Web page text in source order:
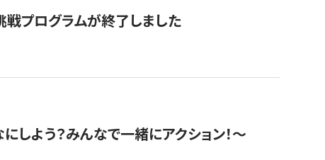
戦プログラムが終了しました
しよう？みんなで一緒にアクション！〜